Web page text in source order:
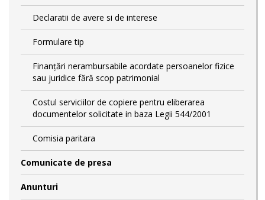
Declaratii de avere si de interese
Formulare tip
Finanțări nerambursabile acordate persoanelor fizice
sau juridice fără scop patrimonial
Costul serviciilor de copiere pentru eliberarea
documentelor solicitate in baza Legii 544/2001
Comisia paritara
Comunicate de presa
Anunturi